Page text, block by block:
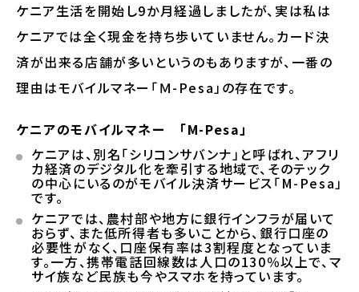
ケニア生活を開始し9か月経過しましたが、実は私は
ケニアでは全く現金を持ち歩いていません。カード決
済が出来る店舗が多いというのもありますが、一番の
理由はモバイルマネー「Ｍ-Pesa」の存在です。
ケニアのモバイルマネー 「M-Pesa」
ケニアは、別名「シリコンサバンナ」と呼ばれ、アフリ
カ経済のデジタル化を牽引する地域で、そのテック
の中心にいるのがモバイル決済サービス「M-Pesa」
です。
ケニアでは、農村部や地方に銀行インフラが届いて
おらず、また低所得者も多いことから、銀行口座の
必要性がなく、口座保有率は3割程度となっていま
す。一方、携帯電話回線数は人口の130％以上で、マ
サイ族など民族も今やスマホを持っています。